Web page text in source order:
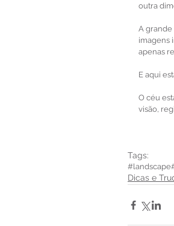
outra
A grande
imagens
apenas
E aqui
O céu
visão,
Tags:
#landscape
Dicas e